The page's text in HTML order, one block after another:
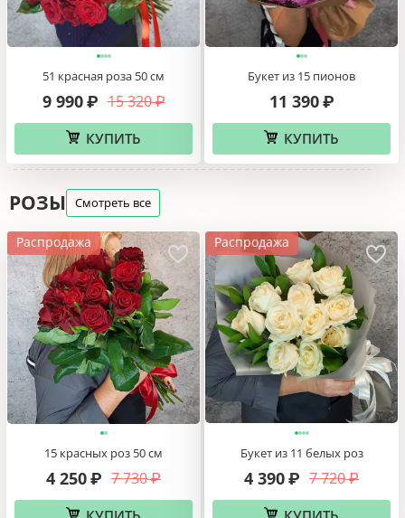
51 красная роза 50 см
15 320 ₽
9 990 ₽
КУПИТЬ
Букет из 15 пионов
11 390 ₽
КУПИТЬ
РОЗЫ Смотреть все
Распродажа
15 красных роз 50 см
7 730 ₽
4 250₽
Распродажа
Букет из 11 белых роз
7 720 ₽
4 390₽